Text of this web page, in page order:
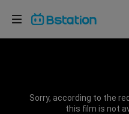
Sorry, according to the
this film is not
Pilih bahasa